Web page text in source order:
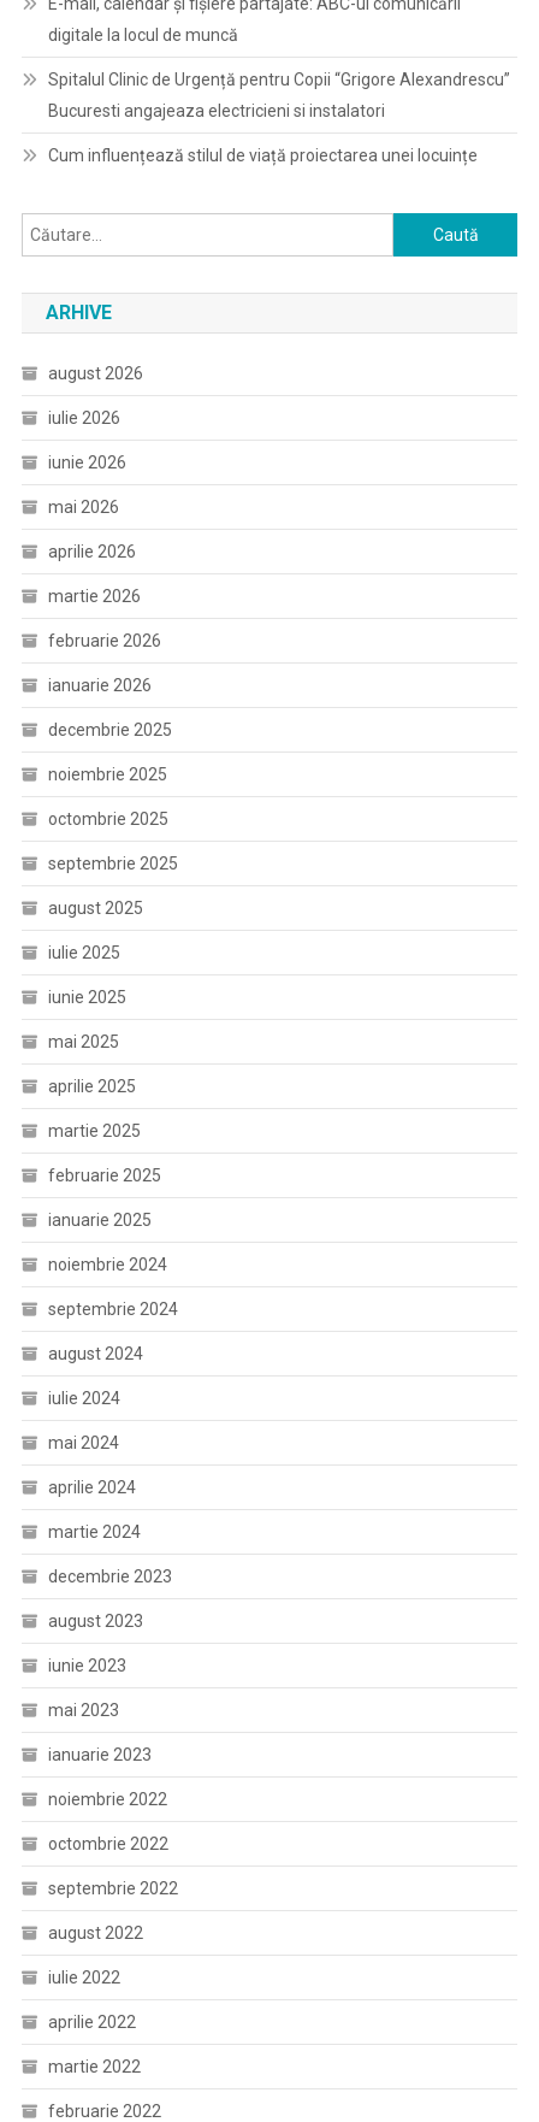
digitale la locul de muncă
Spitalul Clinic de Urgență pentru Copii “Grigore Alexandrescu”
Bucuresti angajeaza electricieni si instalatori
Cum influențează stilul de viață proiectarea unei locuințe
Caută
după:
ARHIVE
august 2026
iulie 2026
iunie 2026
mai 2026
aprilie 2026
martie 2026
februarie 2026
ianuarie 2026
decembrie 2025
noiembrie 2025
octombrie 2025
septembrie 2025
august 2025
iulie 2025
iunie 2025
mai 2025
aprilie 2025
martie 2025
februarie 2025
ianuarie 2025
noiembrie 2024
septembrie 2024
august 2024
iulie 2024
mai 2024
aprilie 2024
martie 2024
decembrie 2023
august 2023
iunie 2023
mai 2023
ianuarie 2023
noiembrie 2022
octombrie 2022
septembrie 2022
august 2022
iulie 2022
aprilie 2022
martie 2022
februarie 2022